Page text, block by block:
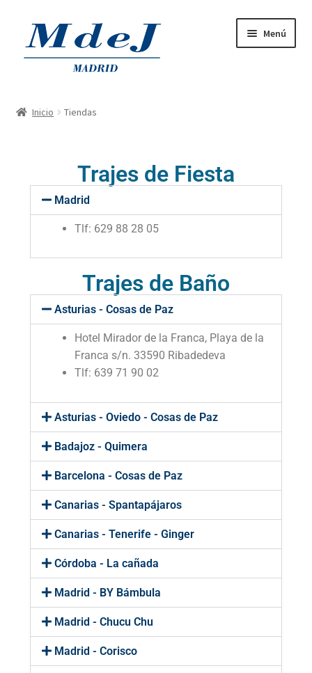
Menú
Productos on Tara
Trajes de Baño
Tiendas Físicas
InstaMdeJ
Nuestra Marca
Inicio Tiendas
Trajes de Fiesta
Madrid
Tlf: 629 88 28 05
Trajes de Baño
Asturias - Cosas de Paz
Hotel Mirador de la Franca, Playa de la
Franca s/n. 33590 Ribadedeva
Tlf: 639 71 90 02
Asturias - Oviedo - Cosas de Paz
Badajoz - Quimera
Barcelona - Cosas de Paz
Canarias - Spantapájaros
Canarias - Tenerife - Ginger
Córdoba - La cañada
Madrid - BY Bámbula
Madrid - Chucu Chu
Madrid - Corisco